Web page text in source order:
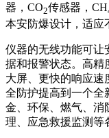
器，CO2传感器，CH
本安防爆设计，适应
仪器的无线功能可让
据和报警状态。高精
大屏、更快的响应速
全防护提高到一个全
金、环保、燃气、消
理、应急救援监测等